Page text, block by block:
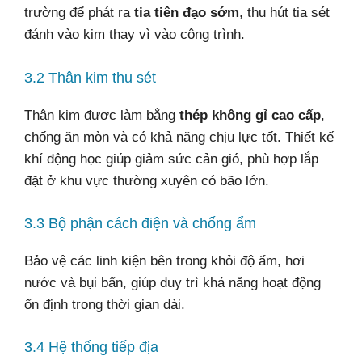
trường để phát ra tia tiên đạo sớm, thu hút tia sét
đánh vào kim thay vì vào công trình.
3.2 Thân kim thu sét
Thân kim được làm bằng thép không gỉ cao cấp,
chống ăn mòn và có khả năng chịu lực tốt. Thiết kế
khí động học giúp giảm sức cản gió, phù hợp lắp
đặt ở khu vực thường xuyên có bão lớn.
3.3 Bộ phận cách điện và chống ẩm
Bảo vệ các linh kiện bên trong khỏi độ ẩm, hơi
nước và bụi bẩn, giúp duy trì khả năng hoạt động
ổn định trong thời gian dài.
3.4 Hệ thống tiếp địa